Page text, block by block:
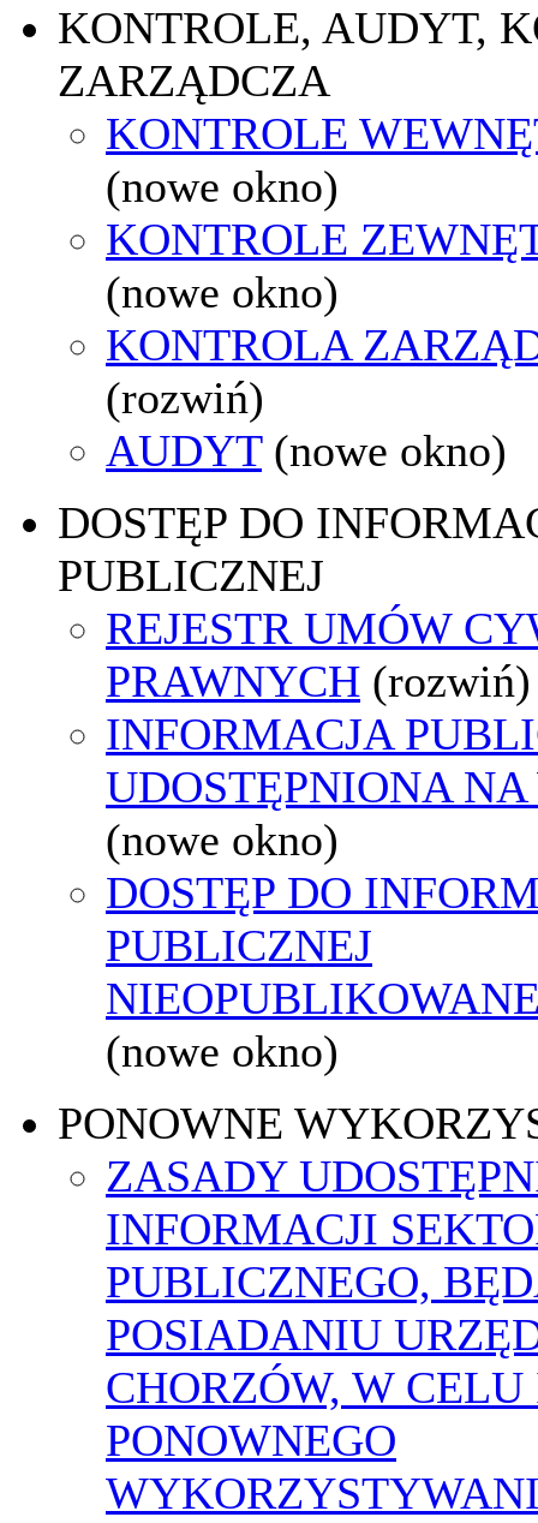
KONTROLE, AUDYT,
ZARZĄDCZA
KONTROLE
(nowe okno)
KONTROLE
(nowe okno)
KONTROLA
(rozwiń)
AUDYT (nowe okno)
DOSTĘP DO
PUBLICZNEJ
REJESTR UMÓW
PRAWNYCH (rozwiń)
INFORMACJA
UDOSTĘPNIONA
(nowe okno)
DOSTĘP DO
PUBLICZNEJ
(nowe okno)
PONOWNE
ZASADY
INFORMACJI
PUBLICZNEGO,
POSIADANIU
CHORZÓW, W
PONOWNEGO